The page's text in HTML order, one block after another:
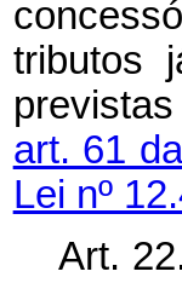
tributos
art. 61
Lei nº
Art.